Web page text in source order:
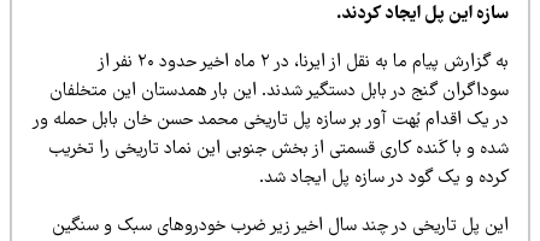
این پل ایجاد کردند.
به گزارش پیام ما به نقل از ایرنا، در ۲ ماه اخیر حدود ۲۰ نفر از
گنج در بابل دستگیر شدند. این بار همدستان این متخلفان
یک اقدام بُهت آور بر سازه پل تاریخی محمد حسن خان بابل حمله ور
و با کَنده کاری قسمتی از بخش جنوبی این نماد تاریخی را تخریب
و یک گود در سازه پل ایجاد شد.
پل تاریخی در چند سال اخیر زیر ضرب خودروهای سبک و سنگین